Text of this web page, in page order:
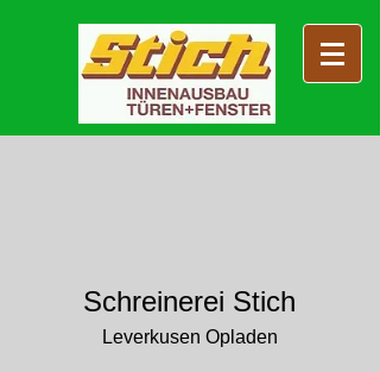
Schreinerei Stich
Leverkusen Opladen